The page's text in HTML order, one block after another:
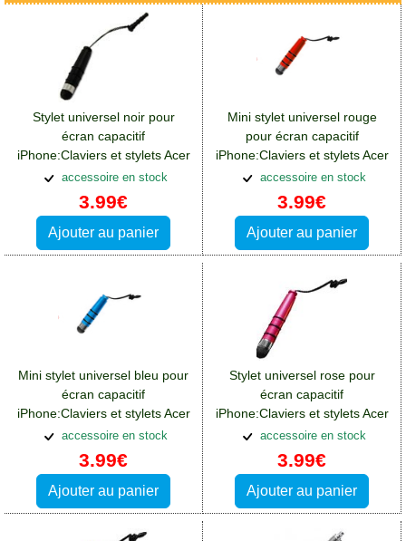
Stylet universel noir pour
écran capacitif
iPhone:Claviers et stylets Acer
Liquid Z110
accessoire en stock
3.99€
Ajouter au panier
Mini stylet universel rouge
pour écran capacitif
iPhone:Claviers et stylets Acer
Liquid Z110
accessoire en stock
3.99€
Ajouter au panier
Mini stylet universel bleu pour
écran capacitif
iPhone:Claviers et stylets Acer
Liquid Z110
accessoire en stock
3.99€
Ajouter au panier
Stylet universel rose pour
écran capacitif
iPhone:Claviers et stylets Acer
Liquid Z110
accessoire en stock
3.99€
Ajouter au panier